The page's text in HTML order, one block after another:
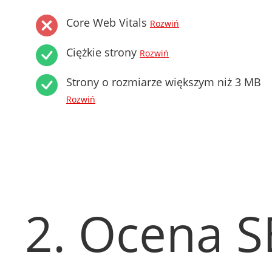
Core Web Vitals Rozwiń
Ciężkie strony Rozwiń
Strony o rozmiarze większym niż 3 MB
Rozwiń
2. Ocena